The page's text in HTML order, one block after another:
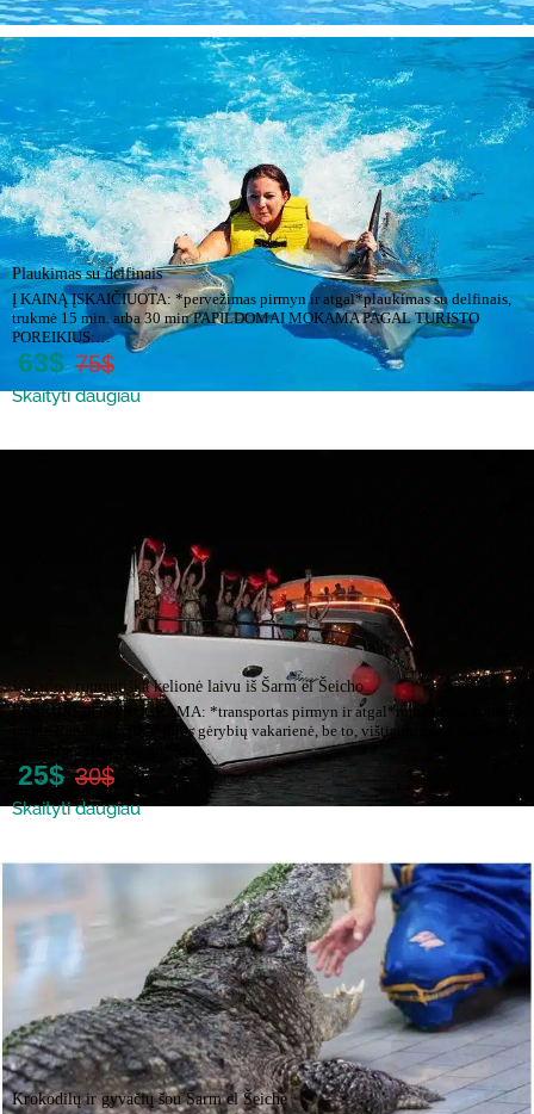
Plaukimas su delfinais
Į KAINĄ ĮSKAIČIUOTA: *pervežimas pirmyn ir atgal*plaukimas su delfinais,
trukmė 15 min. arba 30 min PAPILDOMAI MOKAMA PAGAL TURISTO
POREIKIUS:…
63$ 75$
Skaityti daugiau
Vakarinė romantiška kelionė laivu iš Šarm el Šeicho
EKSKURSIJOS PROGRAMA: *transportas pirmyn ir atgal*romantiška kelionė
jachta Raudonąja jūra*jūros gėrybių vakarienė, be to, vištiena, mėsa, daržovės,
vaisiai, gaivieji gėrimai*šou…
25$ 30$
Skaityti daugiau
Krokodilų ir gyvačių šou Šarm el Šeiche